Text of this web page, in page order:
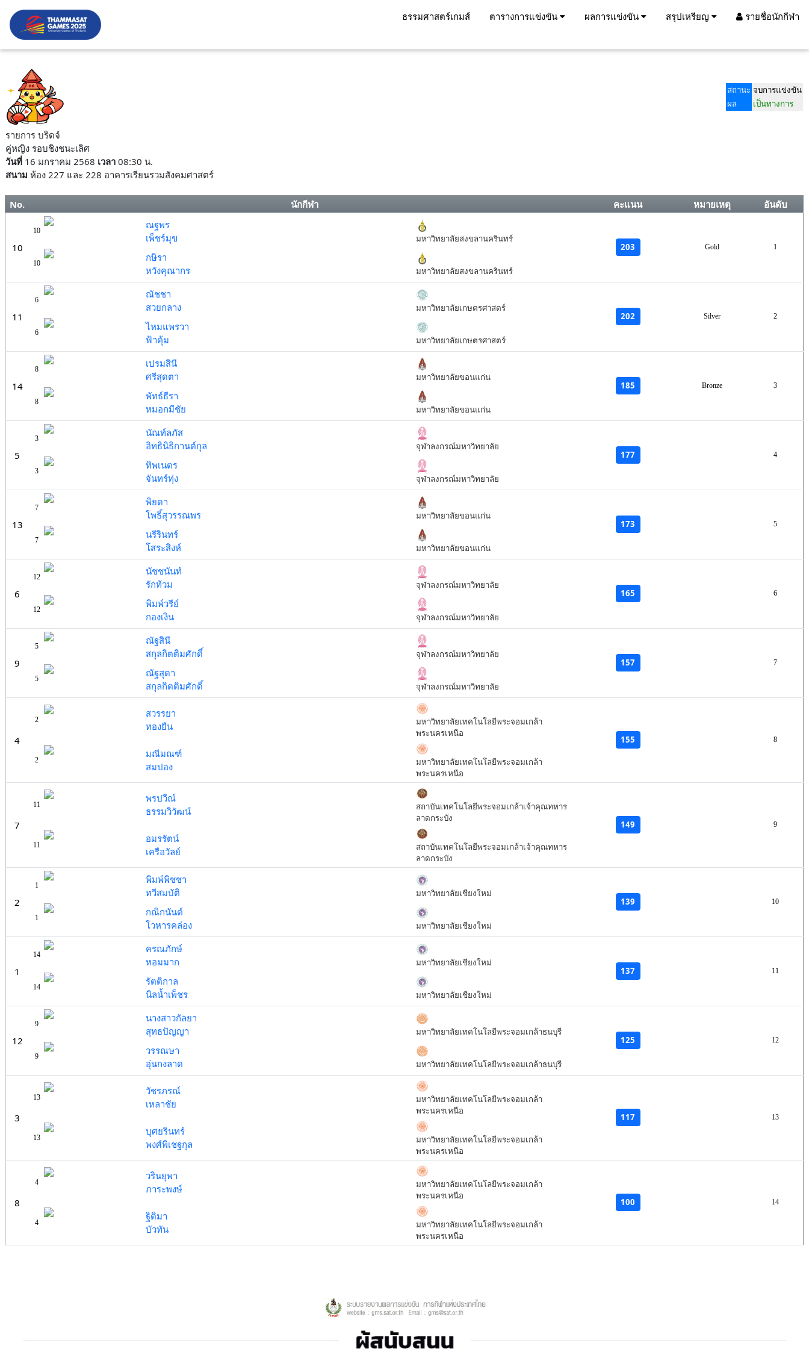
ธรรมศาสตร์เกมส์ ตารางการแข่งขัน ผลการแข่งขัน สรุปเหรียญ รายชื่อนักกีฬา
สถานะ จบการแข่งขัน
ผล
เป็นทางการ
รายการ บริดจ์
คู่หญิง รอบชิงชนะเลิศ
วันที่ 16 มกราคม 2568 เวลา 08:30 น.
สนาม ห้อง 227 และ 228 อาคารเรียนรวมสังคมศาสตร์
No. นักกีฬา คะแนน หมายเหตุ อันดับ
10
10
ณฐพร
เพ็ชร์มุข
มหาวิทยาลัยสงขลานครินทร์
10
กษิรา
หวังคุณากร
มหาวิทยาลัยสงขลานครินทร์
203 Gold 1
11
6
ณัชชา
สวยกลาง
มหาวิทยาลัยเกษตรศาสตร์
6
ไหมแพรวา
ฟ้าคุ้ม
มหาวิทยาลัยเกษตรศาสตร์
202 Silver 2
14
8
เปรมสินี
ศรีสุดตา
มหาวิทยาลัยขอนแก่น
8
พัทธ์ธีรา
หมอกมีชัย
มหาวิทยาลัยขอนแก่น
185 Bronze 3
5
3
นัณท์ลภัส
อิทธินิธิกานต์กุล
จุฬาลงกรณ์มหาวิทยาลัย
3
ทิพเนตร
จันทร์ทุ่ง
จุฬาลงกรณ์มหาวิทยาลัย
177 4
13
7
พิยดา
โพธิ์สุวรรณพร
มหาวิทยาลัยขอนแก่น
7
นรีรินทร์
โสระสิงห์
มหาวิทยาลัยขอนแก่น
173 5
6
12
นัชชนันท์
รักท้วม
จุฬาลงกรณ์มหาวิทยาลัย
12
พิมพ์วรีย์
กองเงิน
จุฬาลงกรณ์มหาวิทยาลัย
165 6
9
5
ณัฐสินี
สกุลกิตติมศักดิ์
จุฬาลงกรณ์มหาวิทยาลัย
5
ณัฐสุดา
สกุลกิตติมศักดิ์
จุฬาลงกรณ์มหาวิทยาลัย
157 7
4
2
สวรรยา
ทองยืน
มหาวิทยาลัยเทคโนโลยีพระจอมเกล้า
พระนครเหนือ
2
มณีมณฑ์
สมปอง
มหาวิทยาลัยเทคโนโลยีพระจอมเกล้า
พระนครเหนือ
155 8
7
11
พรปวีณ์
ธรรมวิวัฒน์
สถาบันเทคโนโลยีพระจอมเกล้าเจ้าคุณทหาร
ลาดกระบัง
11
อมรรัตน์
เครือวัลย์
สถาบันเทคโนโลยีพระจอมเกล้าเจ้าคุณทหาร
ลาดกระบัง
149 9
2
1
พิมพ์พิชชา
ทวีสมบัติ
มหาวิทยาลัยเชียงใหม่
1
กณิกนันต์
โวหารคล่อง
มหาวิทยาลัยเชียงใหม่
139 10
1
14
ครณภักษ์
หอมมาก
มหาวิทยาลัยเชียงใหม่
14
รัตติกาล
นิลน้ำเพ็ชร
มหาวิทยาลัยเชียงใหม่
137 11
12
9
นางสาวกัลยา
สุทธปัญญา
มหาวิทยาลัยเทคโนโลยีพระจอมเกล้าธนบุรี
9
วรรณษา
อุ่นกงลาด
มหาวิทยาลัยเทคโนโลยีพระจอมเกล้าธนบุรี
125 12
3
13
วัชรภรณ์
เหลาชัย
มหาวิทยาลัยเทคโนโลยีพระจอมเกล้า
พระนครเหนือ
13
บุศยรินทร์
พงศ์พิเชฐกุล
มหาวิทยาลัยเทคโนโลยีพระจอมเกล้า
พระนครเหนือ
117 13
8
4
วรินยุพา
ภาระพงษ์
มหาวิทยาลัยเทคโนโลยีพระจอมเกล้า
พระนครเหนือ
4
ฐิติมา
บัวทัน
มหาวิทยาลัยเทคโนโลยีพระจอมเกล้า
พระนครเหนือ
100 14